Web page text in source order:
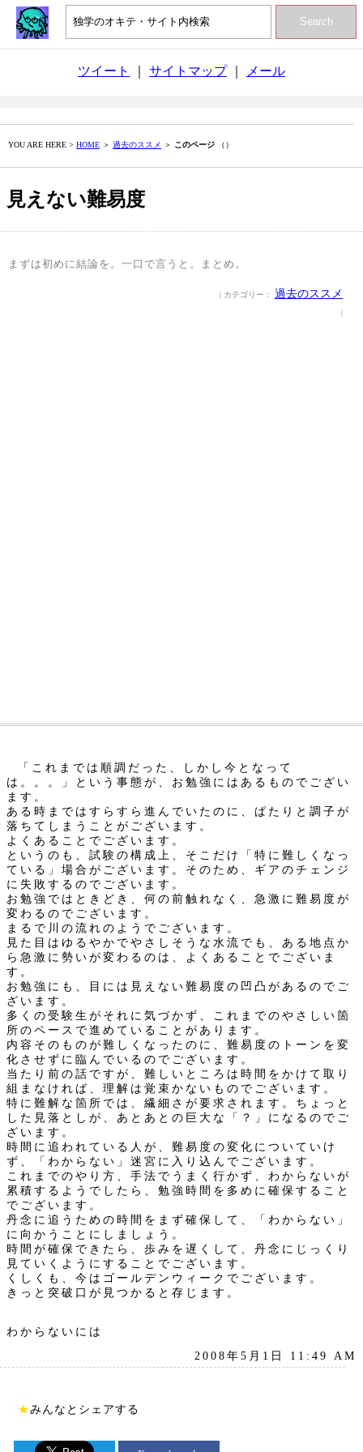
Search
ツイート サイトマップ｜ メール
YOU ARE HERE > HOME ＞ 過去のススメ ＞ このページ （）
見えない難易度
まずは初めに結論を。一口で言うと。まとめ。
| カテゴリー： 過去のススメ
|
「これまでは順調だった、しかし今となって
は。。。」という事態が、お勉強にはあるものでござい
ます。
ある時まではすらすら進んでいたのに、ぱたりと調子が
落ちてしまうことがございます。
よくあることでございます。
というのも、試験の構成上、そこだけ「特に難しくなっ
ている」場合がございます。そのため、ギアのチェンジ
に失敗するのでございます。
お勉強ではときどき、何の前触れなく、急激に難易度が
変わるのでございます。
まるで川の流れのようでございます。
見た目はゆるやかでやさしそうな水流でも、ある地点か
ら急激に勢いが変わるのは、よくあることでございま
す。
お勉強にも、目には見えない難易度の凹凸があるのでご
ざいます。
多くの受験生がそれに気づかず、これまでのやさしい箇
所のペースで進めていることがあります。
内容そのものが難しくなったのに、難易度のトーンを変
化させずに臨んでいるのでございます。
当たり前の話ですが、難しいところは時間をかけて取り
組まなければ、理解は覚束かないものでございます。
特に難解な箇所では、繊細さが要求されます。ちょっと
した見落としが、あとあとの巨大な「？」になるのでご
ざいます。
時間に追われている人が、難易度の変化についていけ
ず、「わからない」迷宮に入り込んでございます。
これまでのやり方、手法でうまく行かず、わからないが
累積するようでしたら、勉強時間を多めに確保すること
でございます。
丹念に追うための時間をまず確保して、「わからない」
に向かうことにしましょう。
時間が確保できたら、歩みを遅くして、丹念にじっくり
見ていくようにすることでございます。
くしくも、今はゴールデンウィークでございます。
きっと突破口が見つかると存じます。
わからないには
2008年5月1日 11:49 AM
★みんなとシェアする